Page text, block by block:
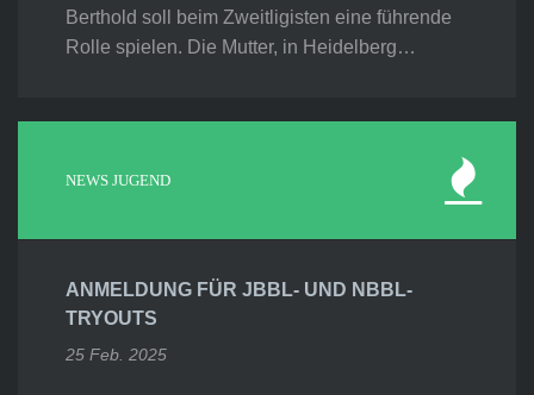
Berthold soll beim Zweitligisten eine führende
Rolle spielen. Die Mutter, in Heidelberg…
NEWS JUGEND
ANMELDUNG FÜR JBBL- UND NBBL-
TRYOUTS
25 Feb. 2025